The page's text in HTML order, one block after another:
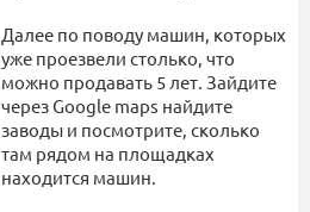
Далее по поводу машин, которых
уже проезвели столько, что
можно продавать 5 лет. Зайдите
через Google maps найдите
заводы и посмотрите, сколько
там рядом на площадках
находится машин.